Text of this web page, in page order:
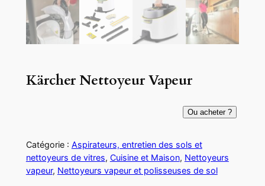
Kärcher Nettoyeur Vapeur
Ou acheter ?
Catégorie : Aspirateurs, entretien des sols et
nettoyeurs de vitres, Cuisine et Maison, Nettoyeurs
vapeur, Nettoyeurs vapeur et polisseuses de sol